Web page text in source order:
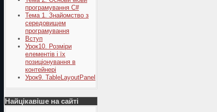
програмування C#
Тема 1. Знайомство з
середовищем
програмування
Вступ
Урок10. Розміри
елементів і їх
позиціонування в
контейнері
Урок9. TableLayoutPanel
Найцікавіше на сайті